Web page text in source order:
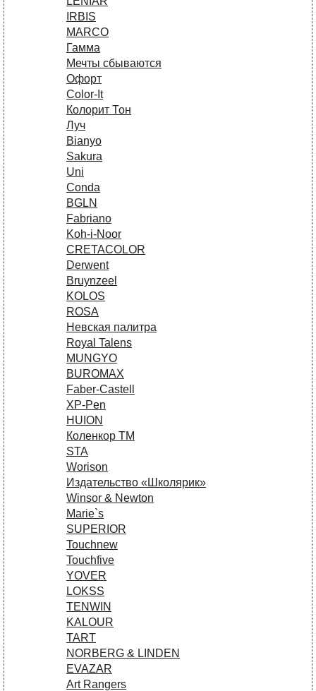
IRBIS
MARCO
Гамма
Мечты сбываются
Офорт
Сolor-It
Колорит Тон
Луч
Bianyo
Sakura
Uni
Conda
BGLN
Fabriano
Koh-i-Noor
CRETACOLOR
Derwent
Bruynzeel
KOLOS
ROSA
Невская палитра
Royal Talens
MUNGYO
BUROMAX
Faber-Castell
XP-Pen
HUION
Коленкор ТМ
STA
Worison
Издательство «Школярик»
Winsor & Newton
Marie`s
SUPERIOR
Touchnew
Touchfive
YOVER
LOKSS
TENWIN
KALOUR
TART
NORBERG & LINDEN
EVAZAR
Art Rangers